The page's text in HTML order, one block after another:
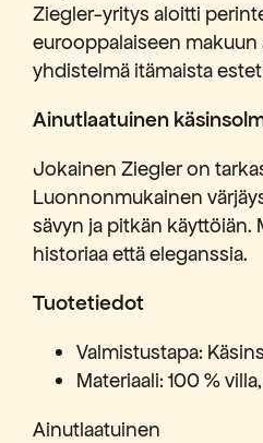
Ziegler-yritys aloitti
eurooppalaiseen
yhdistelmä itämaista
Ainutlaatuinen
Jokainen Ziegler on
Luonnonmukainen
sävyn ja pitkän
historiaa että eleganssia.
Tuotetiedot
Valmistustapa:
Materiaali: 100 %
Ainutlaatuinen